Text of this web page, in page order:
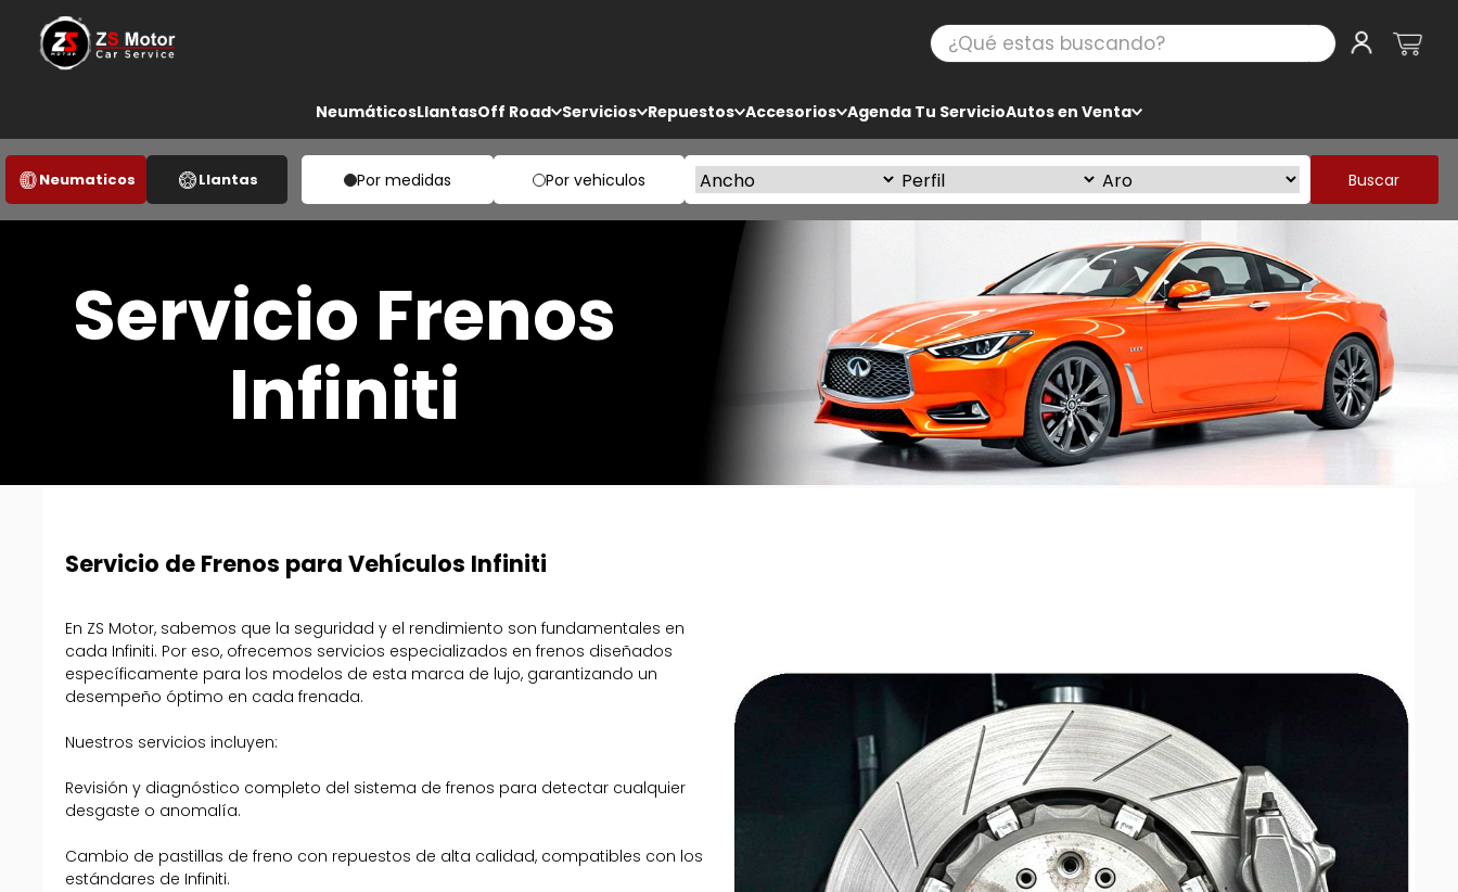
¿Qué estas buscando?
NeumáticosLlantasOff Road Servicios Repuestos Accesorios Agenda Tu ServicioAutos en Venta
Neumaticos Llantas Por medidas Por vehiculos Buscar
Servicio Frenos
Infiniti
Servicio de Frenos para Vehículos Infiniti
En ZS Motor, sabemos que la seguridad y el rendimiento son fundamentales en
cada Infiniti. Por eso, ofrecemos servicios especializados en frenos diseñados
específicamente para los modelos de esta marca de lujo, garantizando un
desempeño óptimo en cada frenada.
Nuestros servicios incluyen:
Revisión y diagnóstico completo del sistema de frenos para detectar cualquier
desgaste o anomalía.
Cambio de pastillas de freno con repuestos de alta calidad, compatibles con los
estándares de Infiniti.
3.
225